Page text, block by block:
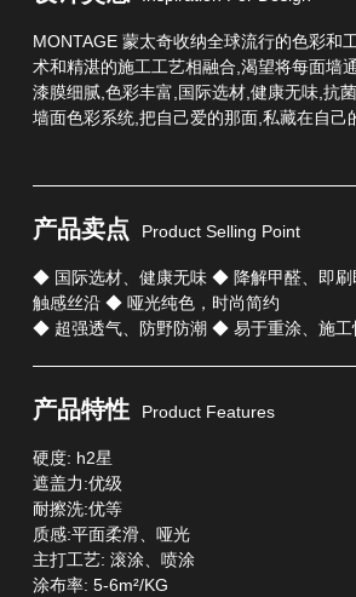
MONTAGE 蒙太奇收纳全球流行的色彩和
术和精湛的施工工艺相融合,渴望将每面墙
漆膜细腻,色彩丰富,国际选材,健康无味,抗
墙面色彩系统,把自己爱的那面,私藏在自己
产品卖点 Product Selling Point
◆ 国际选材、健康无味 ◆ 降解甲醛、即刷
触感丝沿 ◆ 哑光纯色，时尚简约
◆ 超强透气、防野防潮 ◆ 易于重涂、施工
产品特性 Product Features
硬度: h2星
遮盖力:优级
耐擦洗:优等
质感:平面柔滑、哑光
主打工艺: 滚涂、喷涂
涂布率: 5-6m²/KG